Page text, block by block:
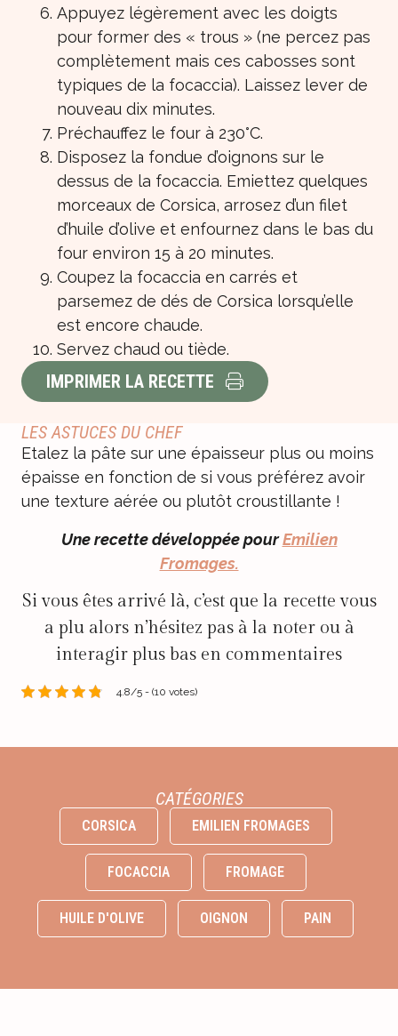
Appuyez légèrement avec les doigts
pour former des « trous » (ne percez pas
complètement mais ces cabosses sont
typiques de la focaccia). Laissez lever de
nouveau dix minutes.
Préchauffez le four à 230°C.
Disposez la fondue d’oignons sur le
dessus de la focaccia. Emiettez quelques
morceaux de Corsica, arrosez d’un filet
d’huile d’olive et enfournez dans le bas du
four environ 15 à 20 minutes.
Coupez la focaccia en carrés et
parsemez de dés de Corsica lorsqu’elle
est encore chaude.
Servez chaud ou tiède.
IMPRIMER LA RECETTE
LES ASTUCES DU CHEF
Etalez la pâte sur une épaisseur plus ou moins
épaisse en fonction de si vous préférez avoir
une texture aérée ou plutôt croustillante !
Une recette développée pourEmilien
Fromages.
Si vous êtes arrivé là, c’est que la recette vous
a plu alors n’hésitez pas à la noter ou à
interagir plus bas en commentaires
4.8/5 - (10 votes)
CATÉGORIES
CORSICA EMILIEN FROMAGES
FOCACCIA FROMAGE
HUILE D'OLIVE OIGNON PAIN